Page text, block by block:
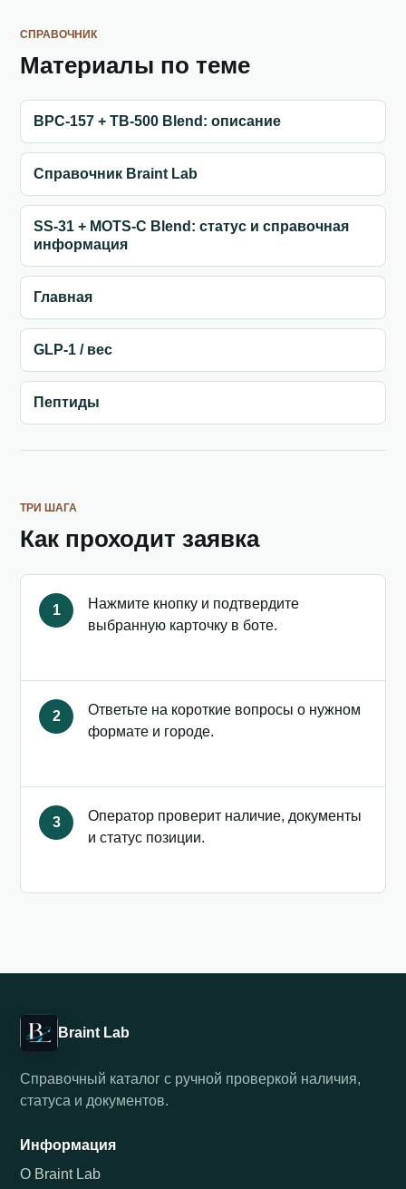
СПРАВОЧНИК
Материалы по теме
BPC-157 + TB-500 Blend: описание
Справочник Braint Lab
SS-31 + MOTS-C Blend: статус и справочная
информация
Главная
GLP-1 / вес
Пептиды
ТРИ ШАГА
Как проходит заявка
1
Нажмите кнопку и подтвердите
выбранную карточку в боте.
2
Ответьте на короткие вопросы о нужном
формате и городе.
3
Оператор проверит наличие, документы
и статус позиции.
Braint Lab
Справочный каталог с ручной проверкой наличия,
статуса и документов.
Информация
О Braint Lab